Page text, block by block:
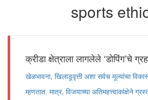
sports
क्रीडा क्षेत्राला लागलेले ‌‘डोपिंग‌’चे
खेळभावना, खिलाडूवृत्ती अशा सर्वच मूल्यांचा
म्हणतात. मात्र, विजयाच्या अतिमहत्त्वाकांक्षेने